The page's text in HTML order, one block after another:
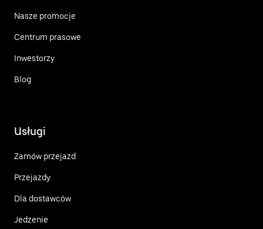
Nasze promocje
Centrum prasowe
Inwestorzy
Blog
Usługi
Zamów przejazd
Przejazdy
Dla dostawców
Jedzenie